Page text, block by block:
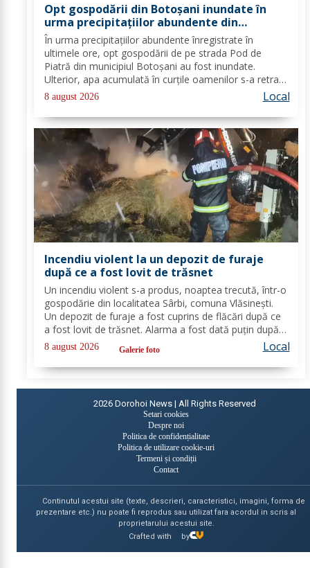
Opt gospodării din Botoșani inundate în
urma precipitațiilor abundente din
ultimele ore
În urma precipitațiilor abundente înregistrate în
ultimele ore, opt gospodării de pe strada Pod de
Piatră din municipiul Botoșani au fost inundate.
Ulterior, apa acumulată în curțile oamenilor s-a retras
pe carosabil. Pentru evacuarea apei, pompierii militari
din cadrul Detașamentului Botoșani au...
8 august 2026 Local
Incendiu violent la un depozit de furaje
după ce a fost lovit de trăsnet
Un incendiu violent s-a produs, noaptea trecută, într-o
gospodărie din localitatea Sârbi, comuna Vlăsinești.
Un depozit de furaje a fost cuprins de flăcări după ce
a fost lovit de trăsnet. Alarma a fost dată puțin după
ora 22:00. La caz s-au deplasat, în cel mai scurt timp,
pompierii din cadrul...
8 august 2026 Galerie foto Local
2026 Dorohoi News | All Rights Reserved
Setari cookies
Despre noi
Politica de confidențialitate
Politica de utilizare cookie-uri
Termeni și condiții
Contact
Continutul acestui site (texte, descrieri, caracteristici, imagini, forma de
prezentare etc.) nu poate fi reprodus sau utilizat fara acordul in scris al
proprietarului acestui site.
Crafted with
by